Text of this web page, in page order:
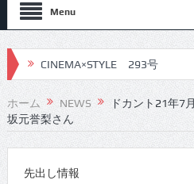
Menu
CINEMA×STYLE 293号
CINEMA×STYLE 292号
CINEMA×STYLE 291号
ホーム NEWS
ドカント21年7
坂元誉梨さん
先出し情報